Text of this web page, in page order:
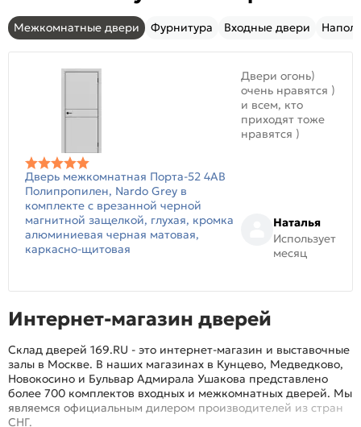
Межкомнатные двери Фурнитура Входные двери
Дверь межкомнатная Порта-52 4AB
Полипропилен, Nardo Grey в
комплекте с врезанной черной
магнитной защелкой, глухая, кромка
алюминиевая черная матовая,
каркасно-щитовая
Двери огонь)
очень нравятся )
и всем, кто
приходят тоже
нравятся )
Наталья
Использует
месяц
Интернет-магазин дверей
Склад дверей 169.RU - это интернет-магазин и выставочные
залы в Москве. В наших магазинах в Кунцево, Медведково,
Новокосино и Бульвар Адмирала Ушакова представлено
более 700 комплектов входных и межкомнатных дверей. Мы
являемся официальным дилером производителей из стран
СНГ.